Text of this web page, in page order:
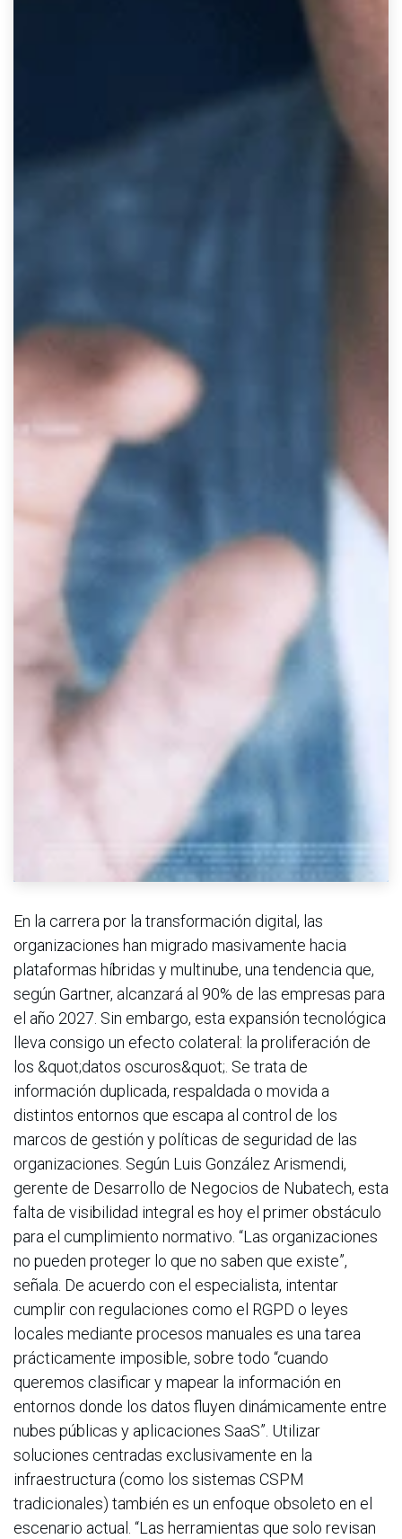
En la carrera por la transformación digital, las
organizaciones han migrado masivamente hacia
plataformas híbridas y multinube, una tendencia que,
según Gartner, alcanzará al 90% de las empresas para
el año 2027. Sin embargo, esta expansión tecnológica
lleva consigo un efecto colateral: la proliferación de
los &quot;datos oscuros&quot;. Se trata de
información duplicada, respaldada o movida a
distintos entornos que escapa al control de los
marcos de gestión y políticas de seguridad de las
organizaciones. Según Luis González Arismendi,
gerente de Desarrollo de Negocios de Nubatech, esta
falta de visibilidad integral es hoy el primer obstáculo
para el cumplimiento normativo. “Las organizaciones
no pueden proteger lo que no saben que existe”,
señala. De acuerdo con el especialista, intentar
cumplir con regulaciones como el RGPD o leyes
locales mediante procesos manuales es una tarea
prácticamente imposible, sobre todo “cuando
queremos clasificar y mapear la información en
entornos donde los datos fluyen dinámicamente entre
nubes públicas y aplicaciones SaaS”. Utilizar
soluciones centradas exclusivamente en la
infraestructura (como los sistemas CSPM
tradicionales) también es un enfoque obsoleto en el
escenario actual. “Las herramientas que solo revisan